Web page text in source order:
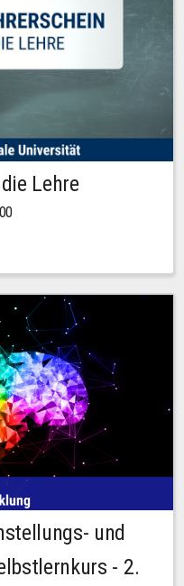
Lehre
und
- 2.